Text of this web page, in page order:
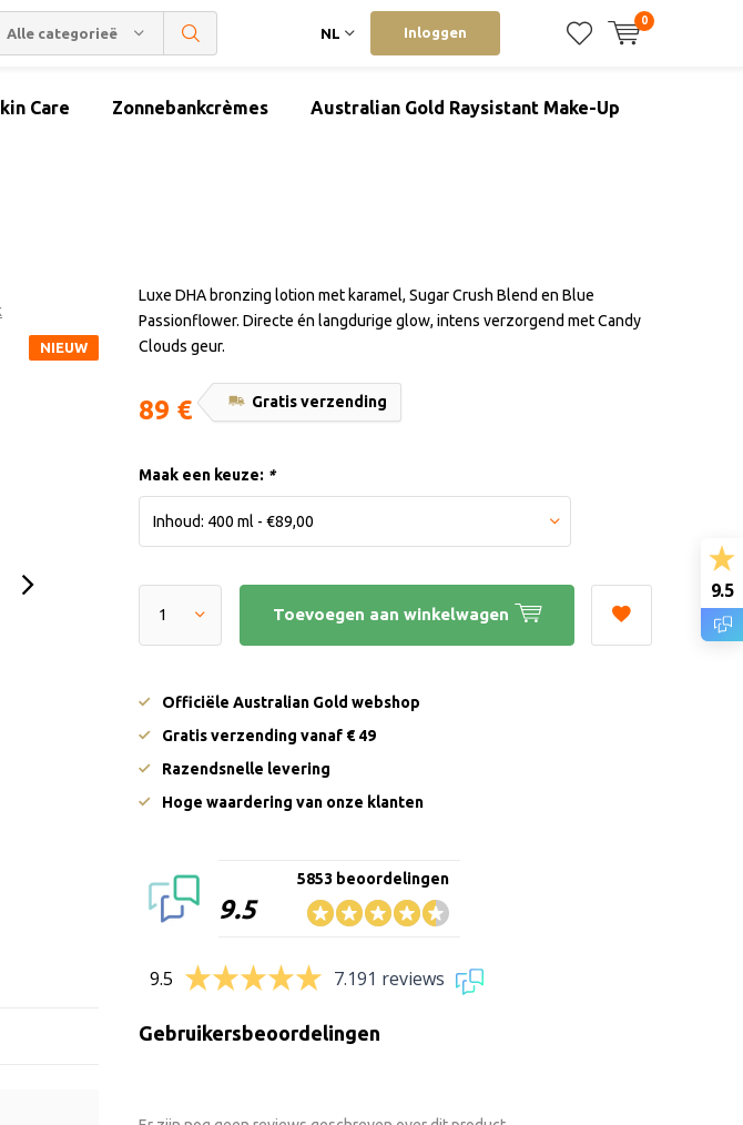
Alle categorieën NL Inloggen
0
Care Zonnebankcrèmes Australian Gold Raysistant Make-Up
NIEUW
Luxe DHA bronzing lotion met karamel, Sugar Crush Blend en Blue
Passionflower. Directe én langdurige glow, intens verzorgend met Candy
Clouds geur.
89 € Gratis verzending
Maak een keuze: *
Toevoegen aan winkelwagen
Officiële Australian Gold webshop
Gratis verzending vanaf € 49
Razendsnelle levering
Hoge waardering van onze klanten
9.5
5853 beoordelingen
9.5 7.191 reviews
Gebruikersbeoordelingen
9.5